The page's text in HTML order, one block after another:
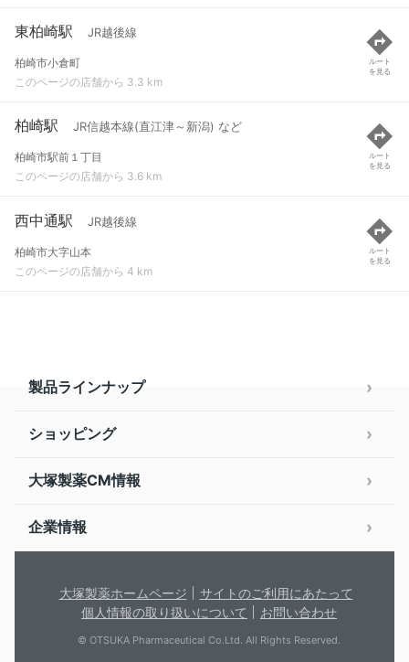
東柏崎駅 JR越後線
柏崎市小倉町
このページの店舗から 3.3 km
ルート
を見る
柏崎駅 JR信越本線(直江津～新潟) など
柏崎市駅前１丁目
このページの店舗から 3.6 km
ルート
を見る
西中通駅 JR越後線
柏崎市大字山本
このページの店舗から 4 km
ルート
を見る
製品ラインナップ
ショッピング
大塚製薬CM情報
企業情報
大塚製薬ホームページ
サイトのご利用にあたって
個人情報の取り扱いについて
お問い合わせ
© OTSUKA Pharmaceutical Co.Ltd. All Rights Reserved.